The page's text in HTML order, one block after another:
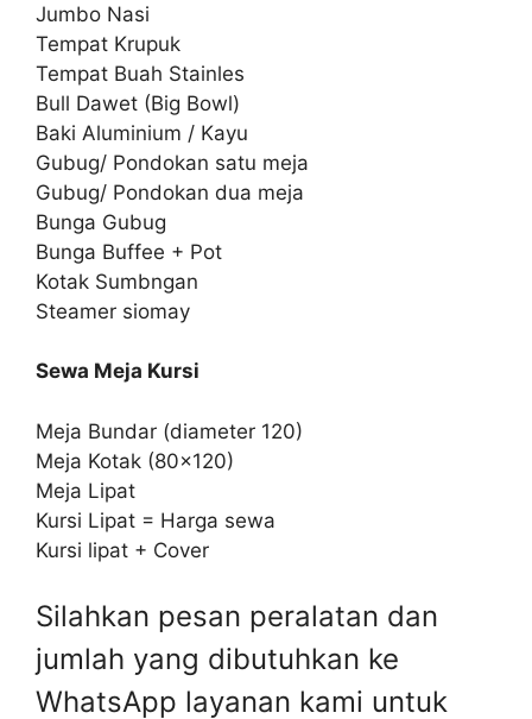
Jumbo Nasi
Tempat Krupuk
Tempat Buah Stainles
Bull Dawet (Big Bowl)
Baki Aluminium / Kayu
Gubug/ Pondokan satu meja
Gubug/ Pondokan dua meja
Bunga Gubug
Bunga Buffee + Pot
Kotak Sumbngan
Steamer siomay
Sewa Meja Kursi
Meja Bundar (diameter 120)
Meja Kotak (80×120)
Meja Lipat
Kursi Lipat = Harga sewa
Kursi lipat + Cover
Silahkan pesan peralatan dan
jumlah yang dibutuhkan ke
WhatsApp layanan kami untuk